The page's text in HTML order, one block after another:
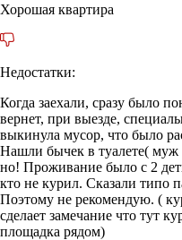
Хорошая квартира
Недостатки:
Когда заехали, сразу было
вернет, при выезде,
выкинула мусор, что было
Нашли бычек в туалете( муж
но! Проживание было с 2
кто не курил. Сказали типо
Поэтому не рекомендую. (
сделает замечание что тут
площадка рядом)